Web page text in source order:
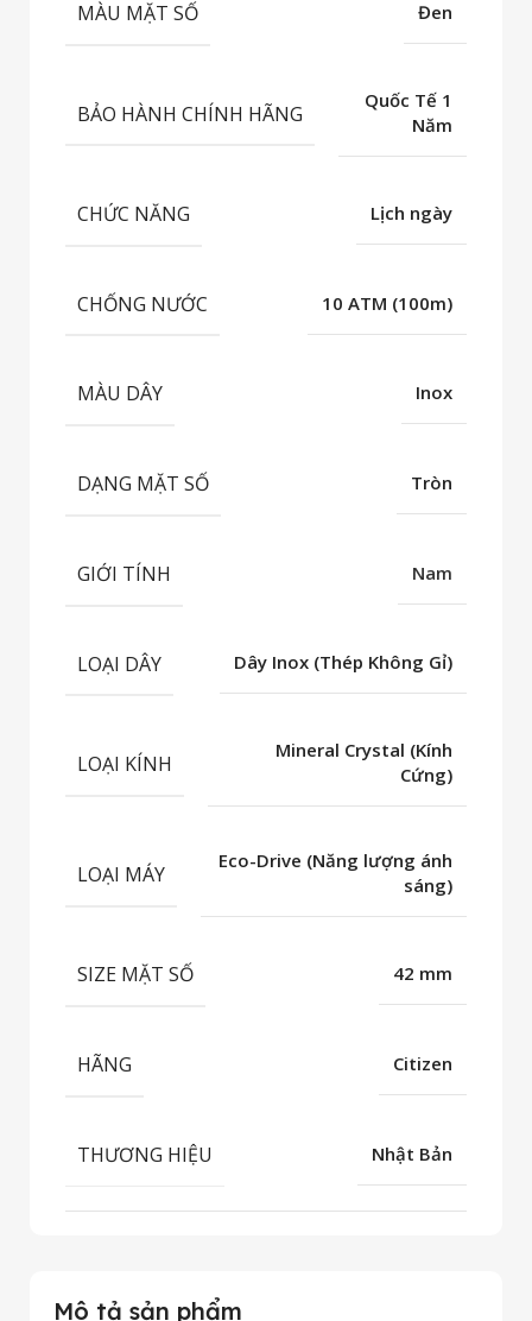
Mô tả sản phẩm
MÀU MẶT SỐ Đen
BẢO HÀNH CHÍNH HÃNG
Quốc Tế 1
Năm
CHỨC NĂNG Lịch ngày
CHỐNG NƯỚC 10 ATM (100m)
MÀU DÂY Inox
DẠNG MẶT SỐ Tròn
GIỚI TÍNH Nam
LOẠI DÂY Dây Inox (Thép Không Gỉ)
LOẠI KÍNH
Mineral Crystal (Kính
Cứng)
LOẠI MÁY
Eco-Drive (Năng lượng ánh
sáng)
SIZE MẶT SỐ 42 mm
HÃNG Citizen
THƯƠNG HIỆU Nhật Bản